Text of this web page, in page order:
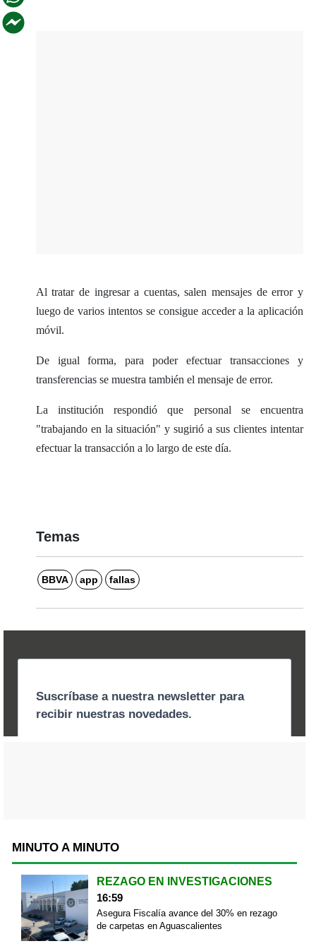
Al tratar de ingresar a cuentas, salen mensajes de error y
luego de varios intentos se consigue acceder a la aplicación
móvil.
De igual forma, para poder efectuar transacciones y
transferencias se muestra también el mensaje de error.
La institución respondió que personal se encuentra
"trabajando en la situación" y sugirió a sus clientes intentar
efectuar la transacción a lo largo de este día.
Temas
BBVA app fallas
MINUTO A MINUTO
REZAGO EN INVESTIGACIONES
16:59
Asegura Fiscalía avance del 30% en rezago
de carpetas en Aguascalientes